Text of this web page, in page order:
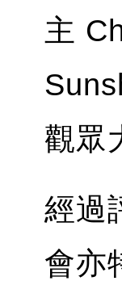
主
觀眾
經過
會亦